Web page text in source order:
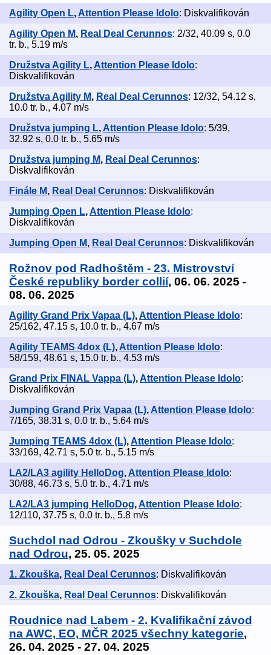
Agility Open L, Attention Please Idolo: Diskvalifikován
Agility Open M, Real Deal Cerunnos: 2/32, 40.09 s, 0.0
tr. b., 5.19 m/s
Družstva Agility L, Attention Please Idolo:
Diskvalifikován
Družstva Agility M, Real Deal Cerunnos: 12/32, 54.12 s,
10.0 tr. b., 4.07 m/s
Družstva jumping L, Attention Please Idolo: 5/39,
32.92 s, 0.0 tr. b., 5.65 m/s
Družstva jumping M, Real Deal Cerunnos:
Diskvalifikován
Finále M, Real Deal Cerunnos: Diskvalifikován
Jumping Open L,Attention Please Idolo:
Diskvalifikován
Jumping Open M, Real Deal Cerunnos: Diskvalifikován
Rožnov pod Radhoštěm - 23. Mistrovství
České republiky border collií, 06. 06. 2025 -
08. 06. 2025
Agility Grand Prix Vapaa (L),Attention Please Idolo:
25/162, 47.15 s, 10.0 tr. b., 4.67 m/s
Agility TEAMS 4dox (L), Attention Please Idolo:
58/159, 48.61 s, 15.0 tr. b., 4.53 m/s
Grand Prix FINAL Vappa (L),Attention Please Idolo:
Diskvalifikován
Jumping Grand Prix Vapaa (L), Attention Please Idolo:
7/165, 38.31 s, 0.0 tr. b., 5.64 m/s
Jumping TEAMS 4dox (L),Attention Please Idolo:
33/169, 42.71 s, 5.0 tr. b., 5.15 m/s
LA2/LA3 agility HelloDog, Attention Please Idolo:
30/88, 46.73 s, 5.0 tr. b., 4.71 m/s
LA2/LA3 jumping HelloDog,Attention Please Idolo:
12/110, 37.75 s, 0.0 tr. b., 5.8 m/s
Suchdol nad Odrou - Zkoušky v Suchdole
nad Odrou, 25. 05. 2025
1. Zkouška, Real Deal Cerunnos: Diskvalifikován
2. Zkouška, Real Deal Cerunnos: Diskvalifikován
Roudnice nad Labem - 2. Kvalifikační závod
na AWC, EO, MČR 2025 všechny kategorie,
26. 04. 2025 - 27. 04. 2025